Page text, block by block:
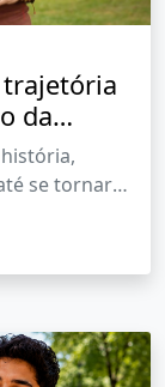
trajetória
da
se tornar